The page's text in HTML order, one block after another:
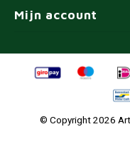
Mijn account
© Copyright 2026